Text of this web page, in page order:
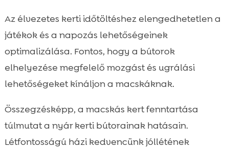
Az élvezetes kerti időtöltéshez elengedhetetlen a
játékok és a napozás lehetőségeinek
optimalizálása. Fontos, hogy a bútorok
elhelyezése megfelelő mozgást és ugrálási
lehetőségeket kínáljon a macskáknak.
Összegzésképp, a macskás kert fenntartása
túlmutat a nyár kerti bútorainak hatásain.
Létfontosságú házi kedvencünk jóllétének